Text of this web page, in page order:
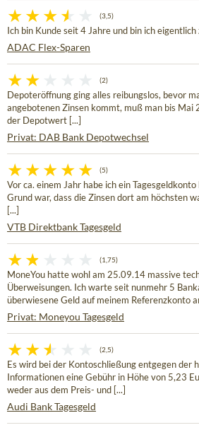
(3,5)
Ich bin Kunde seit 4 Jahre und bin ich eigentlich
ADAC Flex-Sparen
(2)
Depoteröffnung ging alles reibungslos, bevor
angebotenen Zinsen kommt, muß man bis Mai
der Depotwert [...]
Privat: DAB Bank Depotwechsel
(5)
Vor ca. einem Jahr habe ich ein
Grund war, dass die Zinsen dort am höchsten
[...]
VTB Direktbank Tagesgeld
(1,75)
MoneYou hatte wohl am 25.09.14 massive
Überweisungen. Ich warte seit nunmehr 5
überwiesene Geld auf meinem Referenzkonto
Privat: Moneyou Tagesgeld
(2,5)
Es wird bei der Kontoschließung entgegen der
Informationen eine Gebühr in Höhe von 5,23
weder aus dem Preis- und [...]
Audi Bank Tagesgeld